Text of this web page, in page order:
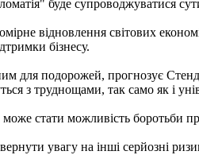
буде супроводжуватися
відновлення світових
бізнесу.
для подорожей, прогнозує
з труднощами, так само як і
стати можливість боротьби
увагу на інші серйозні